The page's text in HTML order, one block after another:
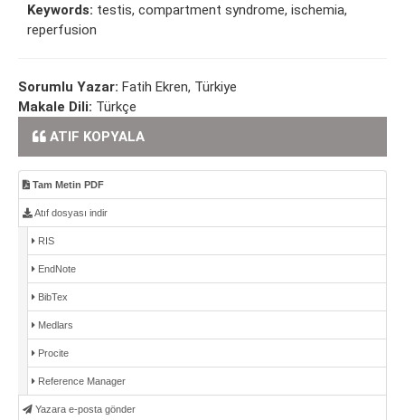
Keywords: testis, compartment syndrome, ischemia,
reperfusion
Sorumlu Yazar: Fatih Ekren, Türkiye
Makale Dili: Türkçe
ATIF KOPYALA
Tam Metin PDF
Atıf dosyası indir
RIS
EndNote
BibTex
Medlars
Procite
Reference Manager
Yazara e-posta gönder